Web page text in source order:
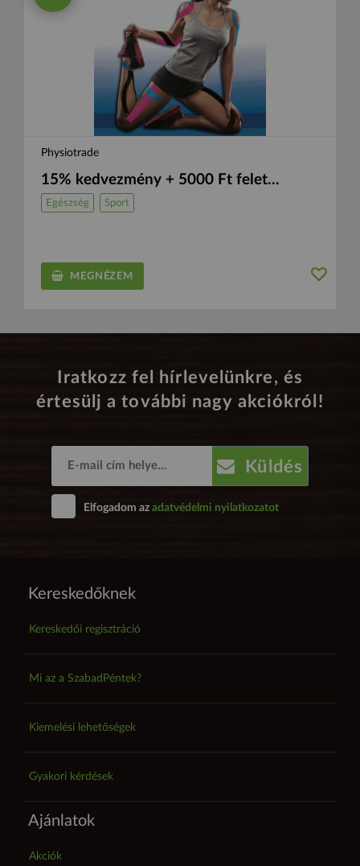
Physiotrade
15% kedvezmény + 5000 Ft felet...
Egészség Sport
MEGNÉZEM
Iratkozz fel hírlevelünkre, és
értesülj a további nagy akciókról!
Küldés
Elfogadom az adatvédelmi nyilatkozatot
Kereskedőknek
Kereskedői regisztráció
Mi az a SzabadPéntek?
Kiemelési lehetőségek
Gyakori kérdések
Ajánlatok
Akciók